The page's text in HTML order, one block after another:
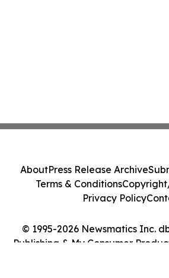
© 1995-2026 Newsmatics Inc.
Publishing & My Consumer
AboutPress Release Archive
Terms & Conditions
Privacy Policy